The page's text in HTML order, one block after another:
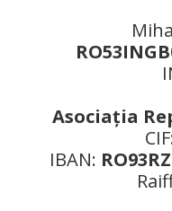
Asociaţia
IBAN: